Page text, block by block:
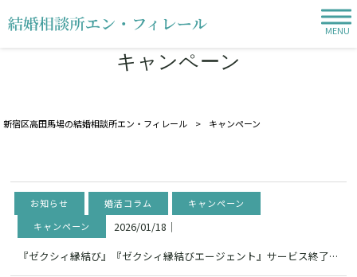
MENU
キャンペーン
新宿区高田馬場の結婚相談所エン・フィレール > キャンペーン
お知らせ 婚活コラム
キャンペーン
キャンペーン
2026/01/18 ｜
『ゼクシィ縁結び』『ゼクシィ縁結びエージェント』サービス終了を受け、会員様の乗り換えキャンペーンのお･･･